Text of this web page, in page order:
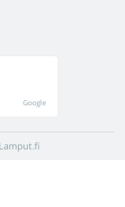
Google